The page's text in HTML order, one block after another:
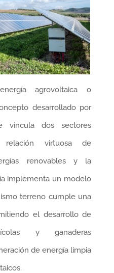
agrovoltaica o
desarrollado por
vincula dos sectores
virtuosa de
renovables y la
implementa un modelo
terreno cumple una
el desarrollo de
y ganaderas
de energía limpia